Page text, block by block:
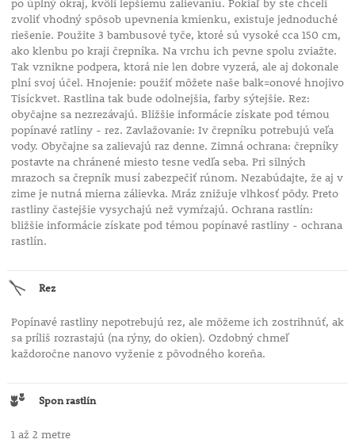
po úplný okraj, kvôli lepšiemu zalievaniu. Pokiaľ by ste chceli
zvoliť vhodný spôsob upevnenia kmienku, existuje jednoduché
riešenie. Použite 3 bambusové tyče, ktoré sú vysoké cca 150 cm,
ako klenbu po kraji črepníka. Na vrchu ich pevne spolu zviažte.
Tak vznikne podpera, ktorá nie len dobre vyzerá, ale aj dokonale
plní svoj účel. Hnojenie: použiť môžete naše balk=onové hnojivo
Tisíckvet. Rastlina tak bude odolnejšia, farby sýtejšie. Rez:
obyčajne sa nezrezávajú. Bližšie informácie získate pod témou
popínavé ratliny - rez. Zavlažovanie: Iv črepníku potrebujú veľa
vody. Obyčajne sa zalievajú raz denne. Zimná ochrana: črepníky
postavte na chránené miesto tesne vedľa seba. Pri silných
mrazoch sa črepník musí zabezpečiť rúnom. Nezabúdajte, že aj v
zime je nutná mierna zálievka. Mráz znižuje vlhkosť pôdy. Preto
rastliny častejšie vysychajú než vymŕzajú. Ochrana rastlín:
bližšie informácie získate pod témou popínavé rastliny - ochrana
rastlín.
Rez
Popínavé rastliny nepotrebujú rez, ale môžeme ich zostrihnúť, ak
sa príliš rozrastajú (na rýny, do okien). Ozdobný chmeľ
každoročne nanovo vyženie z pôvodného koreňa.
Spon rastlín
1 až 2 metre